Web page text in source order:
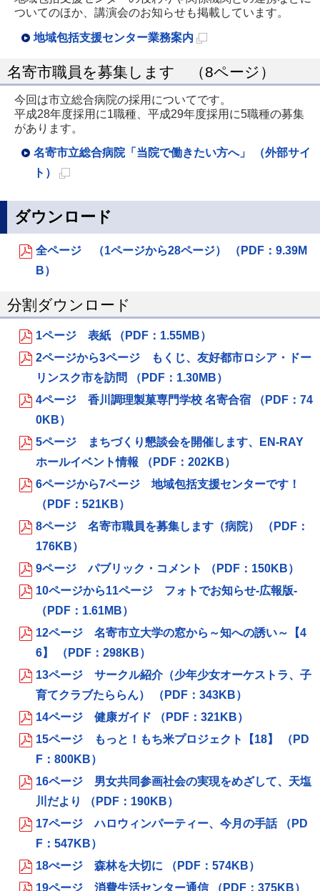
で
き
す
ついてのほか、講演会のお知らせも掲載しています。
地域包括支援センター業務案内
規
ペ
ー
で
す
名寄市職員を募集します （8ページ）
今回は市立総合病院の採用についてです。
平成28年度採用に1職種、平成29年度採用に5職種の募集
があります。
名寄市立総合病院「当院で働きたい方へ」 （外部サイ
ト）
規
ー
開
き
ダウンロード
全ページ （1ページから28ページ） （PDF：9.39M
B）
分割ダウンロード
1ページ 表紙 （PDF：1.55MB）
2ページから3ページ もくじ、友好都市ロシア・ドー
リンスク市を訪問 （PDF：1.30MB）
4ページ 香川調理製菓専門学校 名寄合宿 （PDF：74
0KB）
5ページ まちづくり懇談会を開催します、EN-RAY
ホールイベント情報 （PDF：202KB）
6ページから7ページ 地域包括支援センターです！
（PDF：521KB）
8ページ 名寄市職員を募集します（病院） （PDF：
176KB）
9ページ パブリック・コメント （PDF：150KB）
10ページから11ページ フォトでお知らせ‐広報版‐
（PDF：1.61MB）
12ページ 名寄市立大学の窓から～知への誘い～【4
6】 （PDF：298KB）
13ページ サークル紹介（少年少女オーケストラ、子
育てクラブたららん） （PDF：343KB）
14ページ 健康ガイド （PDF：321KB）
15ページ もっと！もち米プロジェクト【18】 （PD
F：800KB）
16ページ 男女共同参画社会の実現をめざして、天塩
川だより （PDF：190KB）
17ページ ハロウィンパーティー、今月の手話 （PD
F：547KB）
18ぺージ 森林を大切に （PDF：574KB）
19ページ 消費生活センター通信 （PDF：375KB）